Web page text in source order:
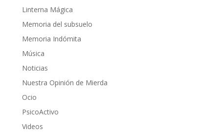
Linterna Mágica
Memoria del subsuelo
Memoria Indómita
Música
Noticias
Nuestra Opinión de Mierda
Ocio
PsicoActivo
Videos